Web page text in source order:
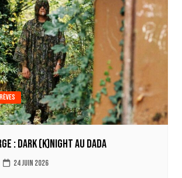
: Dark (k)Night au Dada
24 juin 2026